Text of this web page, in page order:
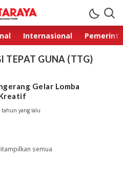
Kepercayaan Publik
Internasional
TEPAT GUNA (TTG)
Gelar Lomba
tahun yang lalu
semua